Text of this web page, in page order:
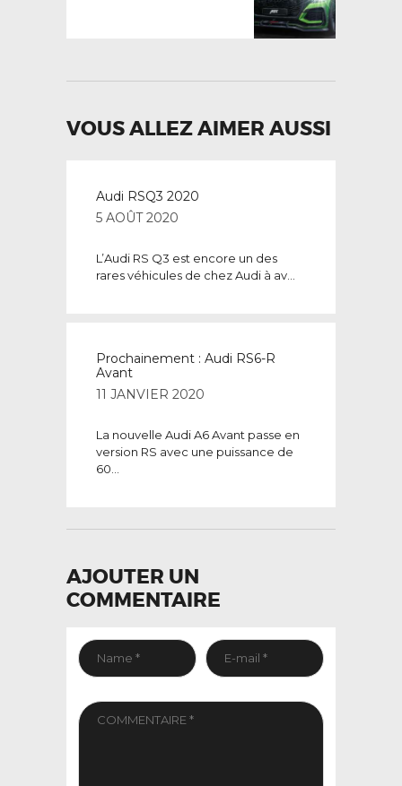
VOUS ALLEZ AIMER AUSSI
Audi RSQ3 2020
5 AOÛT 2020
L’Audi RS Q3 est encore un des
rares véhicules de chez Audi à av...
Prochainement : Audi RS6-R
Avant
11 JANVIER 2020
La nouvelle Audi A6 Avant passe en
version RS avec une puissance de
60...
AJOUTER UN
COMMENTAIRE